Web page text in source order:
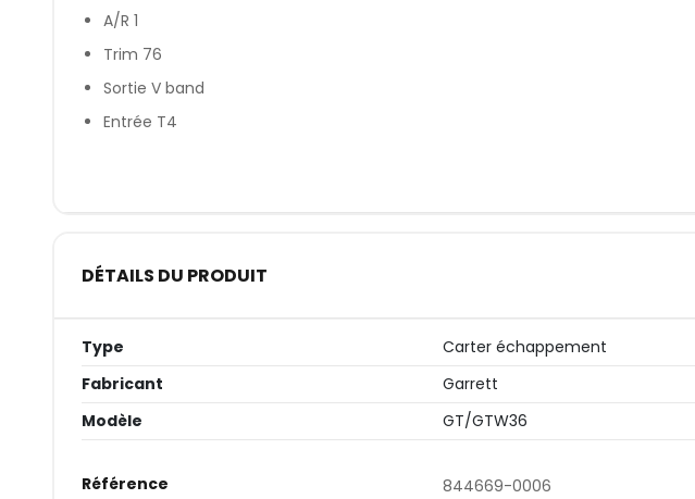
A/R 1
Trim 76
Sortie V band
Entrée T4
DÉTAILS DU PRODUIT
Type
Carter échappement
Fabricant
Garrett
Modèle
GT/GTW36
Référence 844669-0006